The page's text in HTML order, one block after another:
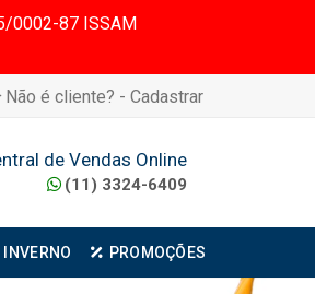
0002-87 ISSAM
Não é cliente? - Cadastrar
de Vendas Online
(11) 3324-6409
INVERNO PROMOÇÕES